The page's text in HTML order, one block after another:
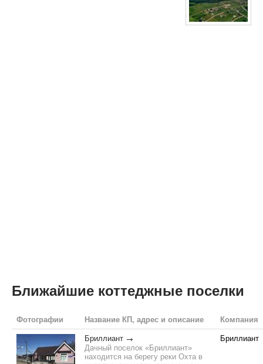
Ближайшие коттеджные поселки
Фотографии Название КП, адрес и описание Компания
Бриллиант
Дачный поселок «Бриллиант»
находится на берегу реки Охта в
Бриллиант